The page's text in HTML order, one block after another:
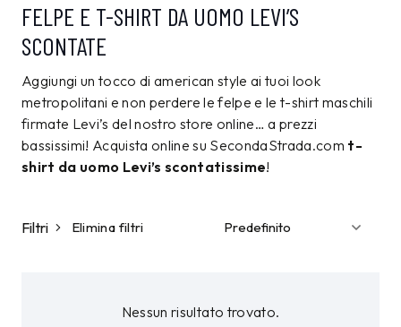
FELPE E T-SHIRT DA UOMO LEVI’S
SCONTATE
Aggiungi un tocco di american style ai tuoi look
metropolitani e non perdere le felpe e le t-shirt maschili
firmate Levi’s del nostro store online… a prezzi
bassissimi! Acquista online su SecondaStrada.com t-
shirt da uomo Levi’s scontatissime!
Filtri Elimina filtri
Nessun risultato trovato.